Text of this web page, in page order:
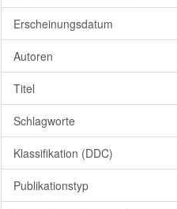
Erscheinungsdatum
Autoren
Titel
Schlagworte
Klassifikation (DDC)
Publikationstyp